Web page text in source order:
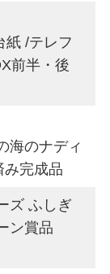
紙 /テレフ
前半・後
海のナディ
み完成品
ズ ふしぎ
ン賞品